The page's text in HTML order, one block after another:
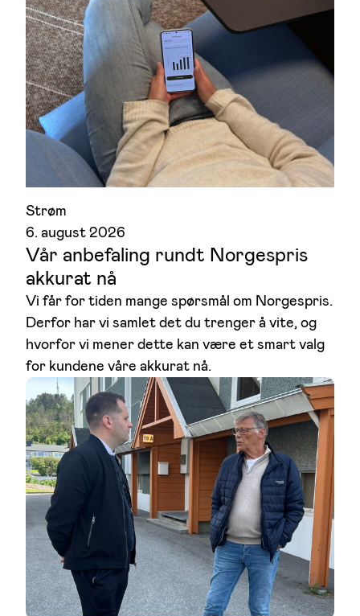
Strøm
6. august 2026
Vår anbefaling rundt Norgespris
akkurat nå
Vi får for tiden mange spørsmål om Norgespris.
Derfor har vi samlet det du trenger å vite, og
hvorfor vi mener dette kan være et smart valg
for kundene våre akkurat nå.